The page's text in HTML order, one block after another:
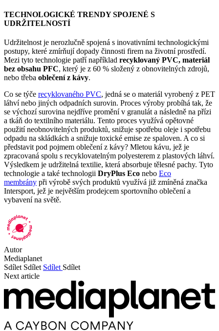
TECHNOLOGICKÉ TRENDY SPOJENÉ S
UDRŽITELNOSTÍ
Udržitelnost je nerozlučně spojená s inovativními technologickými
postupy, které zmírňují dopady činnosti firem na životní prostředí.
Mezi tyto technologie patří například recyklovaný PVC, materiál
bez obsahu PFC, který je z 60 % složený z obnovitelných zdrojů,
nebo třeba oblečení z kávy.
Co se týče recyklovaného PVC, jedná se o materiál vyrobený z PET
láhví nebo jiných odpadních surovin. Proces výroby probíhá tak, že
se výchozí surovina nejdříve promění v granulát a následně na přízi
a tkáň do textilního materiálu. Tento proces využívá opětovné
použití neobnovitelných produktů, snižuje spotřebu oleje i spotřebu
odpadu na skládkách a snižuje toxické emise ze spaloven. A co si
představit pod pojmem oblečení z kávy? Mletou kávu, jež je
zpracovaná spolu s recyklovatelným polyesterem z plastových láhví.
Výsledkem je udržitelná textilie, která absorbuje tělesné pachy. Tyto
technologie a také technologii DryPlus Eco nebo Eco
membrány při výrobě svých produktů využívá již zmíněná značka
Intersport, jež je největším prodejcem sportovního oblečení a
vybavení na světě.
Autor
Mediaplanet
Sdílet Sdílet Sdílet Sdílet
Next article